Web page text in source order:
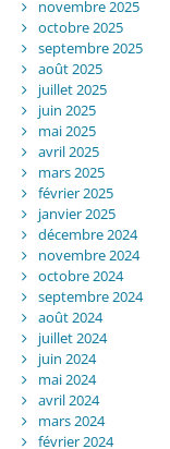
novembre 2025
octobre 2025
septembre 2025
août 2025
juillet 2025
juin 2025
mai 2025
avril 2025
mars 2025
février 2025
janvier 2025
décembre 2024
novembre 2024
octobre 2024
septembre 2024
août 2024
juillet 2024
juin 2024
mai 2024
avril 2024
mars 2024
février 2024